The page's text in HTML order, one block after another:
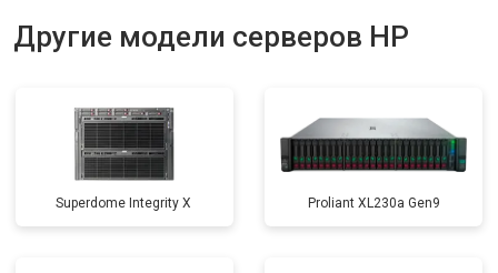
Другие модели серверов HP
Superdome Integrity Х Proliant XL230a Gen9